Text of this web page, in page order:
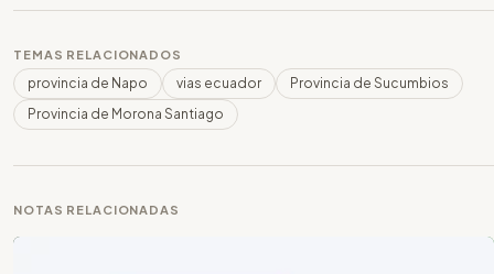
TEMAS RELACIONADOS
provincia de Napo vias ecuador
Provincia de Sucumbios
Provincia de Morona Santiago
NOTAS RELACIONADAS